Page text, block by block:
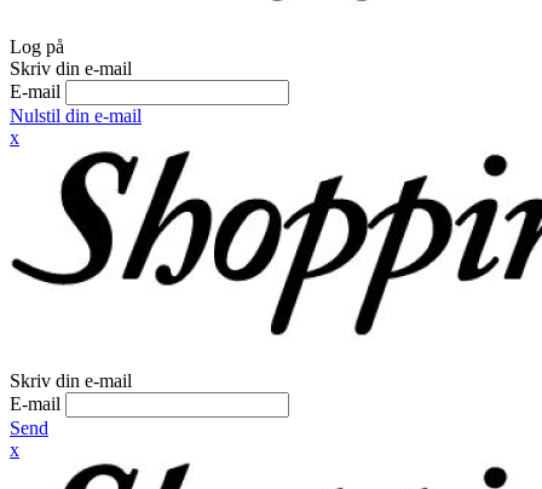
Log på
Skriv din e-mail
E-mail
Nulstil din e-mail
x
Skriv din e-mail
E-mail
Send
x